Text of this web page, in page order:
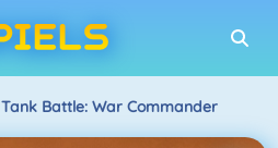
Tank Battle: War Commander